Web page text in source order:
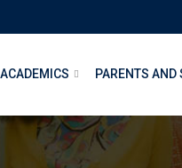
ACADEMICS PARENTS AND